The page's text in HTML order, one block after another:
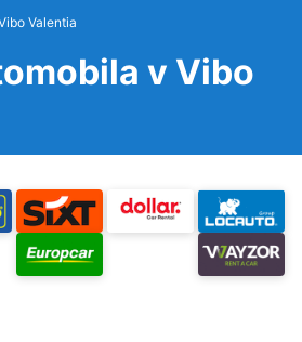
Valentia
v Vibo